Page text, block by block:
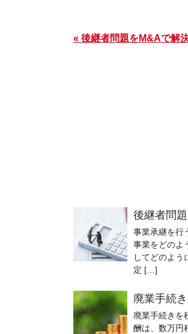
« 後継者問題をM&Aで解
後継者問
事業承継を行
事業をどのよ
してどのよう
定 […]
廃業手続
廃業手続きを
酬は、数万円